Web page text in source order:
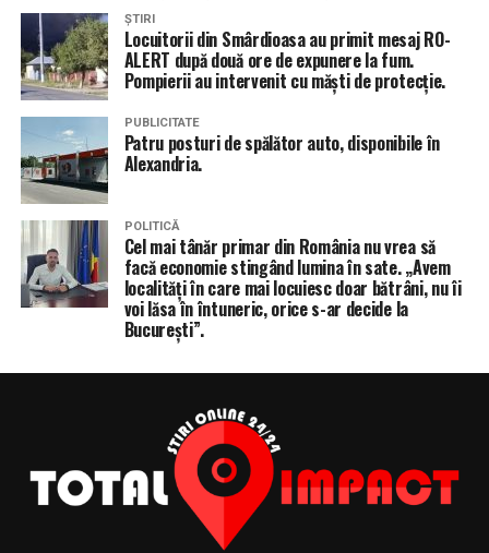
ȘTIRI
Locuitorii din Smârdioasa au primit mesaj RO-
ALERT după două ore de expunere la fum.
Pompierii au intervenit cu măști de protecție.
PUBLICITATE
Patru posturi de spălător auto, disponibile în
Alexandria.
POLITICĂ
Cel mai tânăr primar din România nu vrea să
facă economie stingând lumina în sate. „Avem
localități în care mai locuiesc doar bătrâni, nu îi
voi lăsa în întuneric, orice s-ar decide la
București”.